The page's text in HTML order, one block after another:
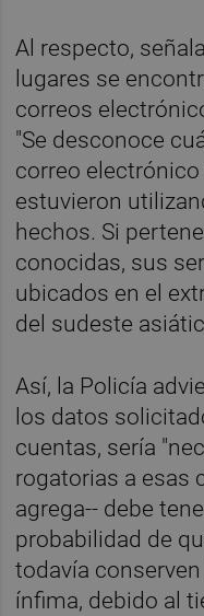
Al respecto,
lugares se
correos
"Se desconoce
correo
estuvieron
hechos. Si
conocidas, sus
ubicados en el
del sudeste
Así, la Policía
los datos
cuentas, sería
rogatorias a esas
agrega-- debe
probabilidad de
todavía
ínfima, debido al